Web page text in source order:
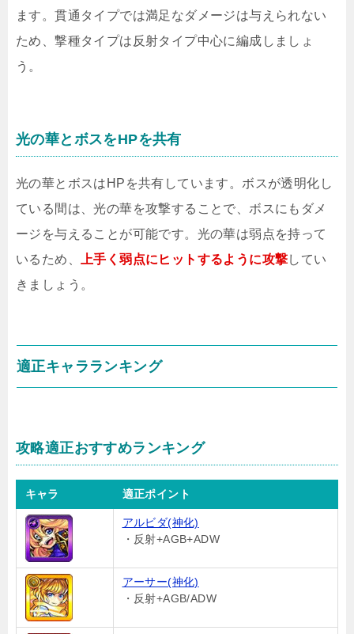
ます。貫通タイプでは満足なダメージは与えられない
ため、撃種タイプは反射タイプ中心に編成しましょ
う。
光の華とボスをHPを共有
光の華とボスはHPを共有しています。ボスが透明化し
ている間は、光の華を攻撃することで、ボスにもダメ
ージを与えることが可能です。光の華は弱点を持って
いるため、
上手く弱点にヒットするように攻撃してい
きましょう。
適正キャラランキング
攻略適正おすすめランキング
キャラ 適正ポイント
アルビダ(神化)
・反射+AGB+ADW
アーサー(神化)
・反射+AGB/ADW